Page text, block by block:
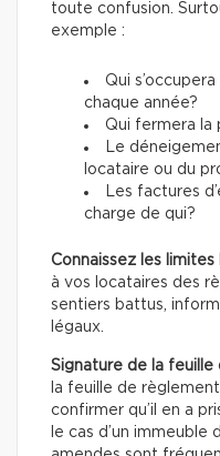
toute confusion.
exemple :
Qui
chaque année?
Qui fermera la
Le
locataire ou du
Les factures
charge de qui?
Connaissez les limites
à vos locataires des
sentiers battus,
légaux.
Signature de la feuille
la feuille de
confirmer qu’il en a
le cas d’un